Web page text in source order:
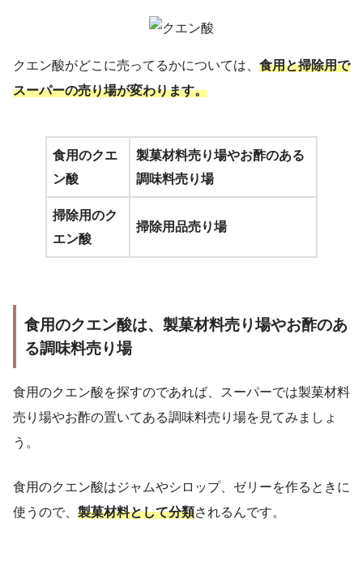
クエン酸がどこに売ってるかについては、 食用と掃除用で
スーパーの売り場が変わります。
食用のクエ
ン酸
製菓材料売り場やお酢のある
調味料売り場
掃除用のク
エン酸
掃除用品売り場
食用のクエン酸は、製菓材料売り場やお酢のあ
る調味料売り場
食用のクエン酸を探すのであれば、スーパーでは製菓材料
売り場やお酢の置いてある調味料売り場を見てみましょ
う。
食用のクエン酸はジャムやシロップ、ゼリーを作るときに
使うので、 製菓材料として分類されるんです。